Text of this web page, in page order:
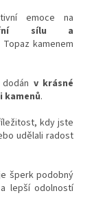
emoce na
sílu a
kamenem
v krásné
.
kdy jste
udělali radost
šperk podobný
lepší odolností